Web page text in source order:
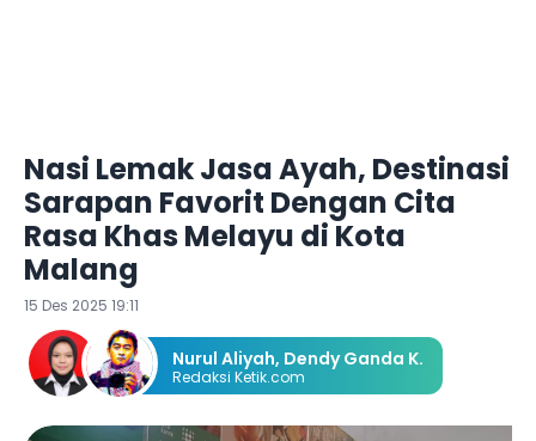
Nasi Lemak Jasa Ayah, Destinasi
Sarapan Favorit Dengan Cita
Rasa Khas Melayu di Kota
Malang
15 Des 2025 19:11
Nurul Aliyah, Dendy Ganda K.
Redaksi Ketik.com